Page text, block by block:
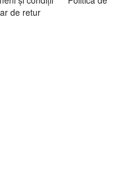
de retur